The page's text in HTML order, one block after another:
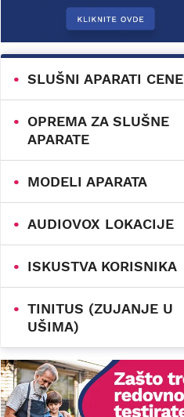
SLUŠNI APARATI CENE
OPREMA ZA SLUŠNE
APARATE
MODELI APARATA
AUDIOVOX LOKACIJE
ISKUSTVA KORISNIKA
TINITUS (ZUJANJE U
UŠIMA)